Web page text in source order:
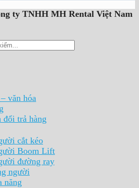
ty TNHH MH Rental Việt Nam
văn hóa
đổi trả hàng
cắt kéo
Boom Lift
đường ray
người
năng